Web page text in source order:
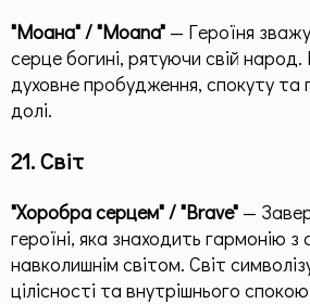
"Моана" / "Moana" — Героїня
серце богині, рятуючи свій народ.
духовне пробудження, спокуту та
долі.
21. Світ
"Хоробра серцем" / "Brave" —
героїні, яка знаходить гармонію
навколишнім світом. Світ
цілісності та внутрішнього